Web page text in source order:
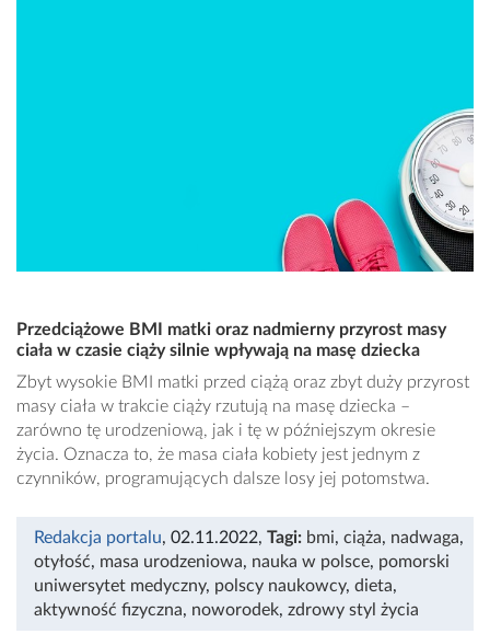
Przedciążowe BMI matki oraz nadmierny przyrost masy
ciała w czasie ciąży silnie wpływają na masę dziecka
Zbyt wysokie BMI matki przed ciążą oraz zbyt duży przyrost
masy ciała w trakcie ciąży rzutują na masę dziecka –
zarówno tę urodzeniową, jak i tę w późniejszym okresie
życia. Oznacza to, że masa ciała kobiety jest jednym z
czynników, programujących dalsze losy jej potomstwa.
Redakcja portalu, 02.11.2022, Tagi: bmi, ciąża, nadwaga,
otyłość, masa urodzeniowa, nauka w polsce, pomorski
uniwersytet medyczny, polscy naukowcy, dieta,
aktywność fizyczna, noworodek, zdrowy styl życia